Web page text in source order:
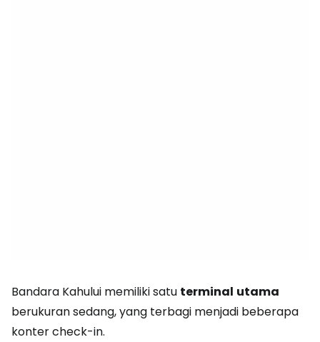
Bandara Kahului memiliki satu terminal utama
berukuran sedang, yang terbagi menjadi beberapa
konter check-in.